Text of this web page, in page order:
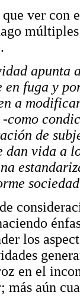
ver con
apunta
en fuga y
a
como
de
vida a
los
en el
más aún